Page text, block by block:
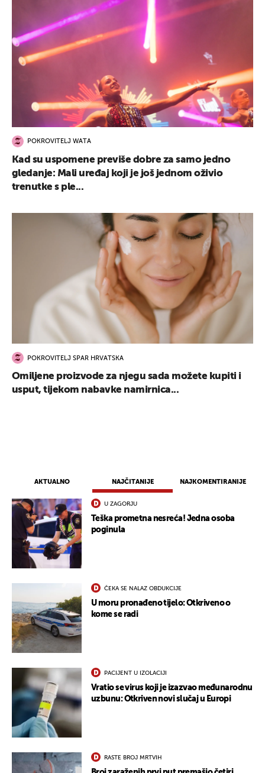
AKTUALNO NAJČITANIJE NAJKOMENTIRANIJE
U ZAGORJU
Teška prometna nesreća! Jedna osoba
poginula
ČEKA SE NALAZ OBDUKCIJE
U moru pronađeno tijelo: Otkriveno o
kome se radi
PACIJENT U IZOLACIJI
Vratio se virus koji je izazvao međunarodnu
uzbunu: Otkriven novi slučaj u Europi
RASTE BROJ MRTVIH
POKROVITELJ WATA
Kad su uspomene previše dobre za samo jedno
gledanje: Mali uređaj koji je još jednom oživio
trenutke s ple...
POKROVITELJ SPAR HRVATSKA
Omiljene proizvode za njegu sada možete kupiti i
usput, tijekom nabavke namirnica...